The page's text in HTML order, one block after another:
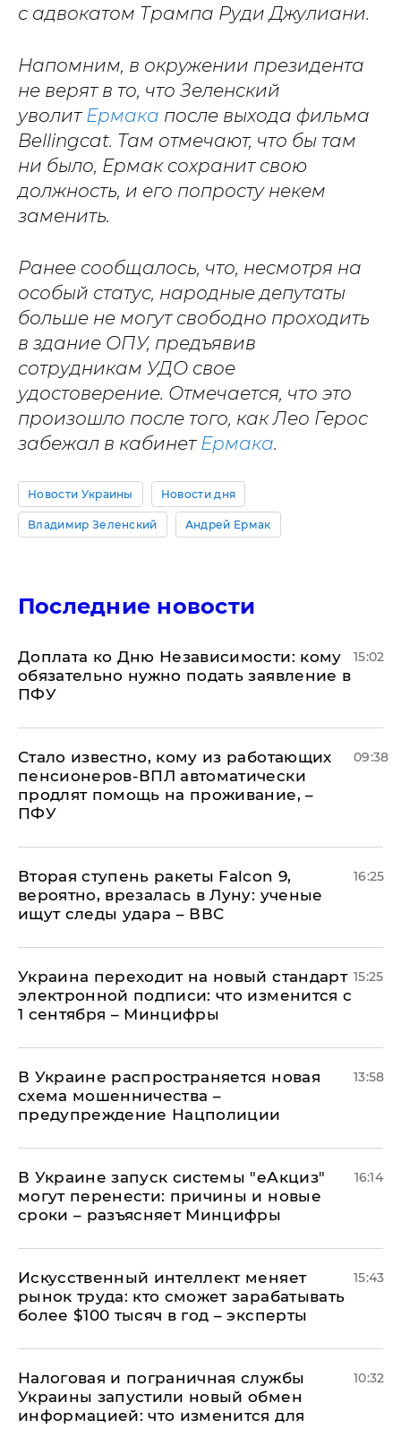
с адвокатом Трампа Руди Джулиани.
Напомним, в окружении президента
не верят в то, что Зеленский
уволит Ермака после выхода фильма
Bellingcat. Там отмечают, что бы там
ни было, Ермак сохранит свою
должность, и его попросту некем
заменить.
Ранее сообщалось, что, несмотря на
особый статус, народные депутаты
больше не могут свободно проходить
в здание ОПУ, предъявив
сотрудникам УДО свое
удостоверение. Отмечается, что это
произошло после того, как Лео Герос
забежал в кабинет Ермака.
Новости Украины Новости дня
Владимир Зеленский Андрей Ермак
Последние новости
Доплата ко Дню Независимости: кому
обязательно нужно подать заявление в
ПФУ
15:02
Стало известно, кому из работающих
пенсионеров-ВПЛ автоматически
продлят помощь на проживание, –
ПФУ
09:38
Вторая ступень ракеты Falcon 9,
вероятно, врезалась в Луну: ученые
ищут следы удара – ВВС
16:25
Украина переходит на новый стандарт
электронной подписи: что изменится с
1 сентября – Минцифры
15:25
В Украине распространяется новая
схема мошенничества –
предупреждение Нацполиции
13:58
В Украине запуск системы "еАкциз"
могут перенести: причины и новые
сроки – разъясняет Минцифры
16:14
Искусственный интеллект меняет
рынок труда: кто сможет зарабатывать
более $100 тысяч в год – эксперты
15:43
Налоговая и пограничная службы
Украины запустили новый обмен
информацией: что изменится для
10:32